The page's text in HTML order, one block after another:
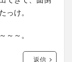
っけ。
～～。
返信